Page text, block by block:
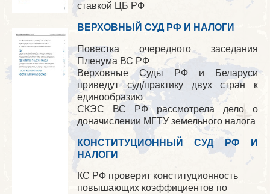
ставкой ЦБ РФ
ВЕРХОВНЫЙ СУД РФ И НАЛОГИ
Повестка очередного заседания
Пленума ВС РФ
Верховные Суды РФ и Беларуси
приведут суд/практику двух стран к
единообразию
СКЭС ВС РФ рассмотрела дело о
доначислении МГТУ земельного налога
КОНСТИТУЦИОННЫЙ СУД РФ И
НАЛОГИ
КС РФ проверит конституционность
повышающих коэффициентов по